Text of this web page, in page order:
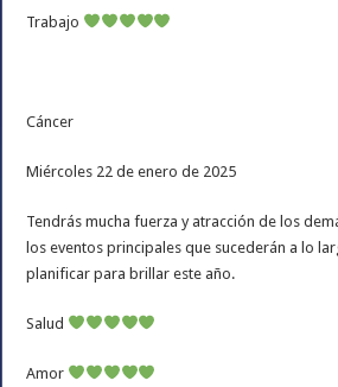
Trabajo
Cáncer
Miércoles 22 de enero de 2025
Tendrás mucha fuerza y atracción de los
los eventos principales que sucederán a lo
planificar para brillar este año.
Salud
Amor